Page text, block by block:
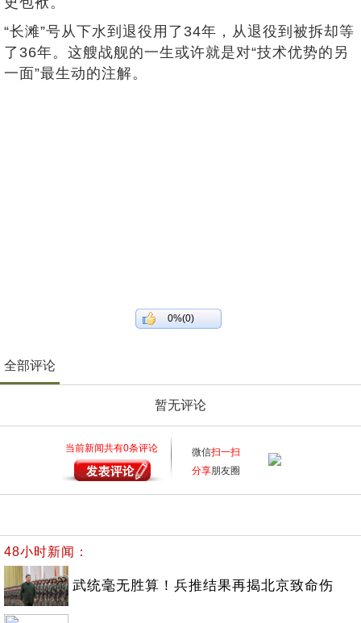
“长滩”号从下水到退役用了34年，从退役到被拆却等
了36年。这艘战舰的一生或许就是对“技术优势的另
一面”最生动的注解。
0%(0)
全部评论
暂无评论
当前新闻共有0条评论 微信扫一扫
分享朋友圈
48小时新闻：
武统毫无胜算！兵推结果再揭北京致命伤